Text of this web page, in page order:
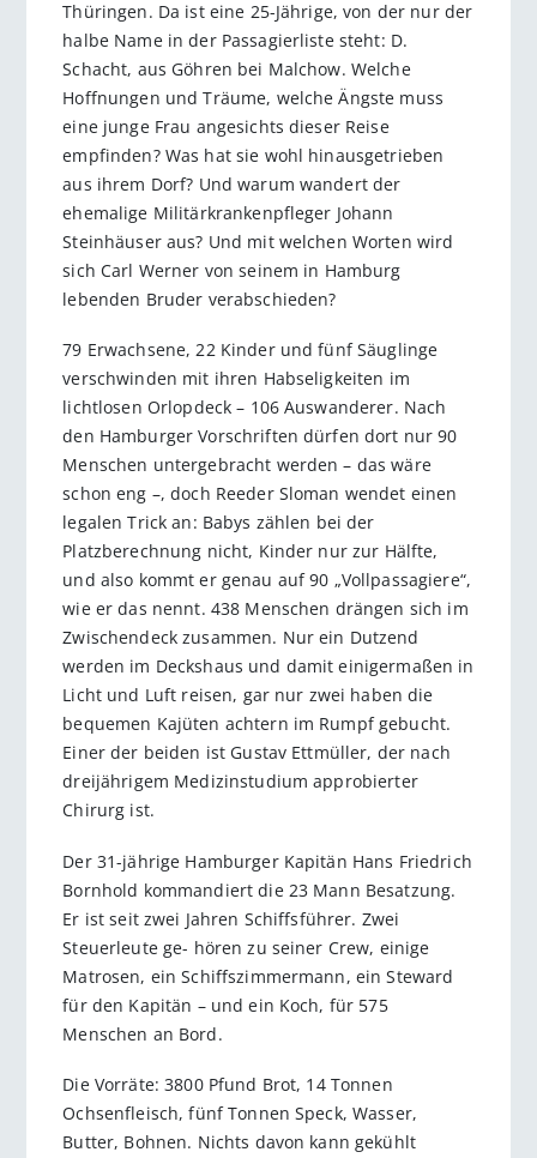
Thüringen. Da ist eine 25-Jährige, von der nur der
halbe Name in der Passagierliste steht: D.
Schacht, aus Göhren bei Malchow. Welche
Hoffnungen und Träume, welche Ängste muss
eine junge Frau angesichts dieser Reise
empfinden? Was hat sie wohl hinausgetrieben
aus ihrem Dorf? Und warum wandert der
ehemalige Militärkrankenpfleger Johann
Steinhäuser aus? Und mit welchen Worten wird
sich Carl Werner von seinem in Hamburg
lebenden Bruder verabschieden?
79 Erwachsene, 22 Kinder und fünf Säuglinge
verschwinden mit ihren Habseligkeiten im
lichtlosen Orlopdeck – 106 Auswanderer. Nach
den Hamburger Vorschriften dürfen dort nur 90
Menschen untergebracht werden – das wäre
schon eng –, doch Reeder Sloman wendet einen
legalen Trick an: Babys zählen bei der
Platzberechnung nicht, Kinder nur zur Hälfte,
und also kommt er genau auf 90 „Vollpassagiere“,
wie er das nennt. 438 Menschen drängen sich im
Zwischendeck zusammen. Nur ein Dutzend
werden im Deckshaus und damit einigermaßen in
Licht und Luft reisen, gar nur zwei haben die
bequemen Kajüten achtern im Rumpf gebucht.
Einer der beiden ist Gustav Ettmüller, der nach
dreijährigem Medizinstudium approbierter
Chirurg ist.
Der 31-jährige Hamburger Kapitän Hans Friedrich
Bornhold kommandiert die 23 Mann Besatzung.
Er ist seit zwei Jahren Schiffsführer. Zwei
Steuerleute ge- hören zu seiner Crew, einige
Matrosen, ein Schiffszimmermann, ein Steward
für den Kapitän – und ein Koch, für 575
Menschen an Bord.
Die Vorräte: 3800 Pfund Brot, 14 Tonnen
Ochsenfleisch, fünf Tonnen Speck, Wasser,
Butter, Bohnen. Nichts davon kann gekühlt